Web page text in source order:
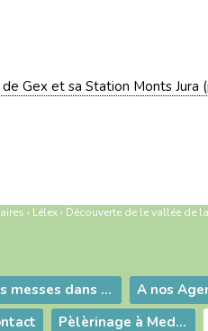
Gex et sa Station Monts Jura
› Lélex › Découverte de le vallée de
Les messes dans nos églises
A nos
Pèlèrinage à Medjugorje du 11 au 18 avril 2026